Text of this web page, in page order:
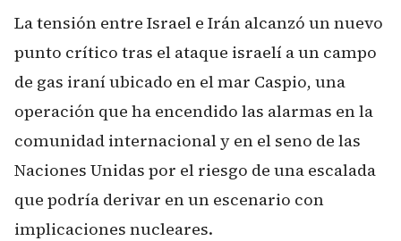
La tensión entre Israel e Irán alcanzó un nuevo
punto crítico tras el ataque israelí a un campo
de gas iraní ubicado en el mar Caspio, una
operación que ha encendido las alarmas en la
comunidad internacional y en el seno de las
Naciones Unidas por el riesgo de una escalada
que podría derivar en un escenario con
implicaciones nucleares.